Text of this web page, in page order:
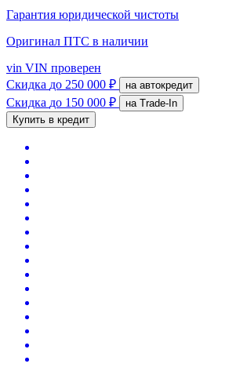
Гарантия юридической чистоты
Оригинал ПТС в наличии
vin VIN проверен
Скидка до 250 000 ₽ на автокредит
Скидка до 150 000 ₽
на Trade-In
Купить в кредит